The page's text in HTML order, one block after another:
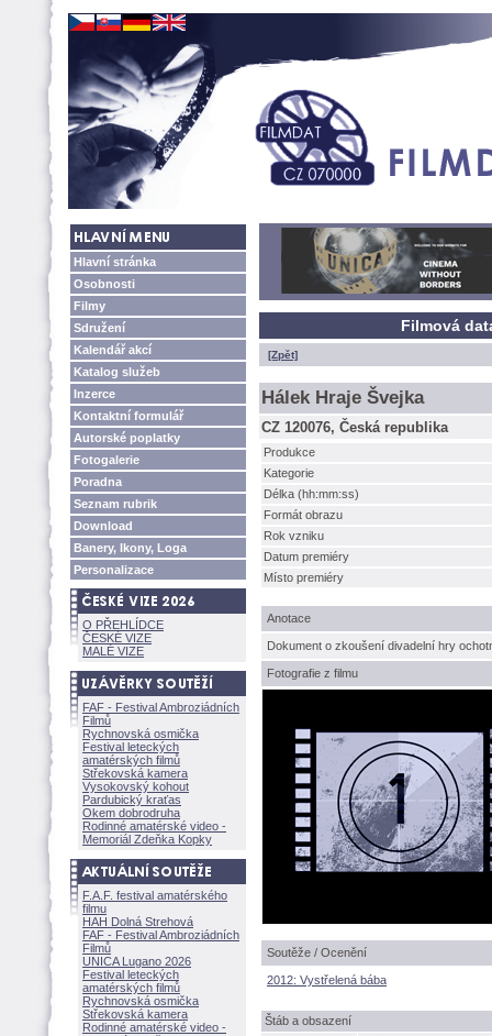
Hlavní stránka
Osobnosti
Filmy
Sdružení
Kalendář akcí
Katalog služeb
Inzerce
Kontaktní formulář
Autorské poplatky
Fotogalerie
Poradna
Seznam rubrik
Download
Banery, Ikony, Loga
Personalizace
O PŘEHLÍDCE
ČESKÉ VIZE
MALÉ VIZE
FAF - Festival Ambroziádních
Filmů
Rychnovská osmička
Festival leteckých
amatérských filmů
Střekovská kamera
Vysokovský kohout
Pardubický kraťas
Okem dobrodruha
Rodinné amatérské video -
Memoriál Zdeňka Kopky
F.A.F. festival amatérského
filmu
HAH Dolná Strehov
FAF - Festival Ambroziádních
Filmů
UNICA Lugano 2026
Festival leteckých
amatérských filmů
Rychnovská osmička
Střekovská kamera
Rodinné amatérské video -
Filmová
[Zpět]
Hálek Hraje Švejka
CZ 120076, Česká republika
Produkce
Kategorie
Délka (hh:mm:ss)
Formát obrazu
Rok vzniku
Datum premiéry
Místo premiéry
Anotace
Dokument o zkoušení divadelní hry
Fotografie z filmu
Soutěže / Ocenění
2012: Vystřelená bába
táb a obsazení